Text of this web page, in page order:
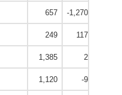
657 -1,270,800
249 117,600
1,385 2,700
1,120 -9,100